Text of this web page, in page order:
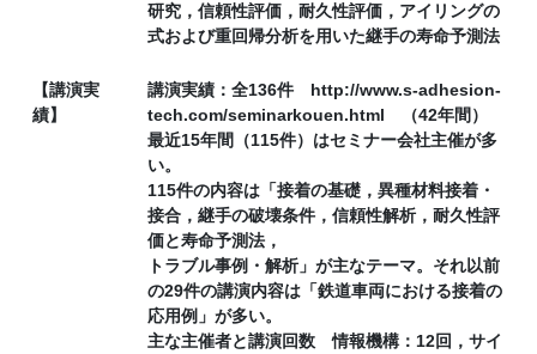
研究，信頼性評価，耐久性評価，アイリングの
式および重回帰分析を用いた継手の寿命予測法
【講演実
績】
講演実績：全136件 http://www.s-adhesion-
tech.com/seminarkouen.html （42年間）
最近15年間（115件）はセミナー会社主催が多
い。
115件の内容は「接着の基礎，異種材料接着・
接合，継手の破壊条件，信頼性解析，耐久性評
価と寿命予測法，
トラブル事例・解析」が主なテーマ。それ以前
の29件の講演内容は「鉄道車両における接着の
応用例」が多い。
主な主催者と講演回数 情報機構：12回，サイ